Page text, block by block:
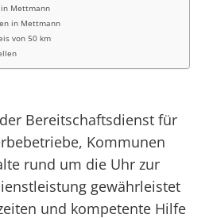
Mettmann
in Mettmann
von 50 km
Bereitschaftsdienst für
Kommunen
rund um die Uhr zur
gewährleistet
und kompetente Hilfe